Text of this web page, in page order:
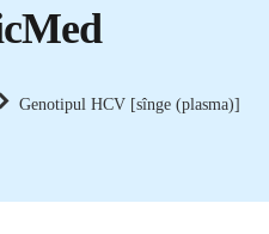
Genotipul HCV [sînge (plasma)]